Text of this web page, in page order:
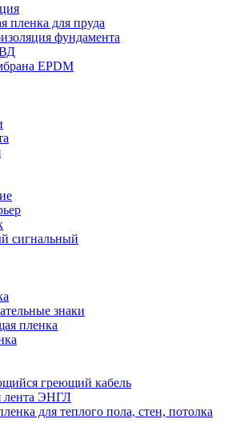
пленка для пруда
фундамента
EPDM
сигнальный
знаки
пленка
греющий кабель
лента ЭНГЛ
для теплого пола, стен, потолка